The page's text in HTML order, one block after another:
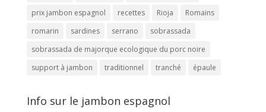
prix jambon espagnol
recettes Rioja
Romains
romarin
sardines serrano
sobrassada
sobrassada de majorque ecologique du porc noire
support à jambon
traditionnel tranché épaule
Info sur le jambon espagnol